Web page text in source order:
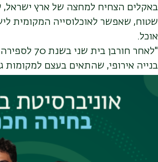
שטוח, שאפשר לאוכלוסייה המקומית
אוכל.
"לאחר
בנייה אירופי, שהתאים בעצם למקומות
כנסיות ומבנים שונים. במאה
האדריכלי לגגות שטוחים, שמתאימים
ועליות היהודים לארץ, החל שוב יבוא
עקב מחירם הגבוה, שהאמיר עוד יותר